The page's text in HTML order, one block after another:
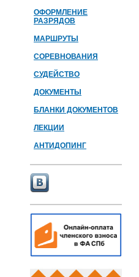
ОФОРМЛЕНИЕ
РАЗРЯДОВ
МАРШРУТЫ
СОРЕВНОВАНИЯ
СУДЕЙСТВО
ДОКУМЕНТЫ
БЛАНКИ ДОКУМЕНТОВ
ЛЕКЦИИ
АНТИДОПИНГ